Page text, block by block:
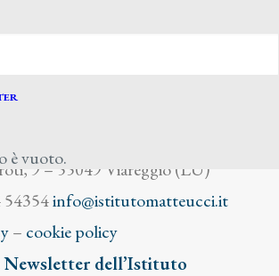
è vuoto.
9 – 55049 Viareggio (LU)
54354info@istitutomatteucci.it
– cookie policy
dell’Istituto